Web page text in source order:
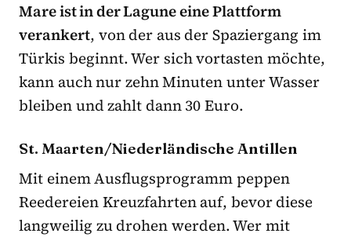
Mare ist in der Lagune eine Plattform
verankert, von der aus der Spaziergang im
Türkis beginnt. Wer sich vortasten möchte,
kann auch nur zehn Minuten unter Wasser
bleiben und zahlt dann 30 Euro.
St. Maarten/Niederländische Antillen
Mit einem Ausflugsprogramm peppen
Reedereien Kreuzfahrten auf, bevor diese
langweilig zu drohen werden. Wer mit